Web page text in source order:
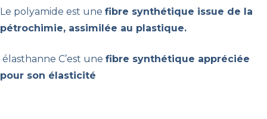
Le polyamide est une fibre synthétique issue de la
pétrochimie, assimilée au plastique.
élasthanne C’est une fibre synthétique appréciée
pour son élasticité